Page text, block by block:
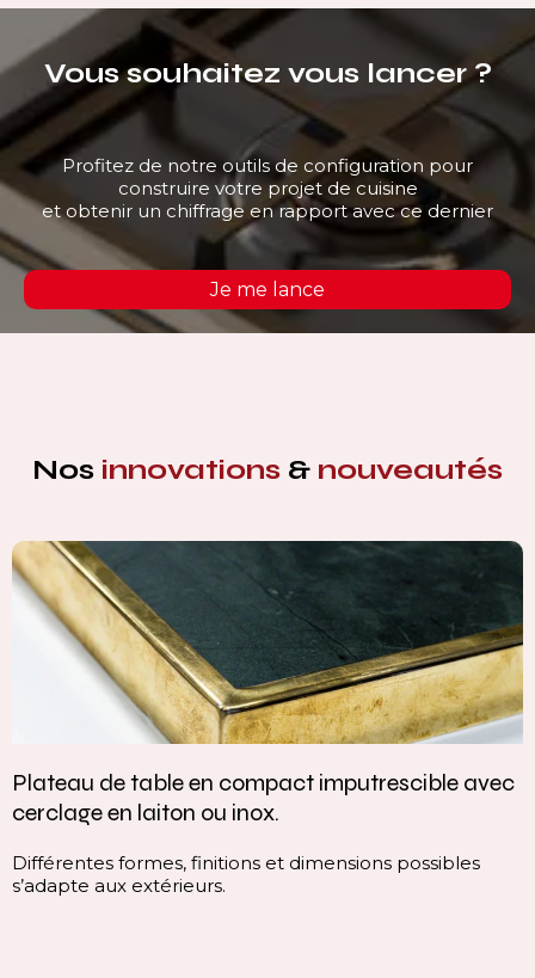
Vous souhaitez vous lancer ?
Profitez de notre outils de configuration pour
construire votre projet de cuisine
et obtenir un chiffrage en rapport avec ce dernier
Je me lance
Nos innovations & nouveautés
Plateau de table en compact imputrescible avec
cerclage en laiton ou inox.
Différentes formes, finitions et dimensions possibles
s’adapte aux extérieurs.